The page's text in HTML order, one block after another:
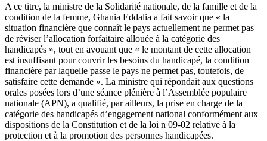
A ce titre, la ministre de la Solidarité nationale, de la famille et de la
condition de la femme, Ghania Eddalia a fait savoir que « la
situation financière que connaît le pays actuellement ne permet pas
de réviser l’allocation forfaitaire allouée à la catégorie des
handicapés », tout en avouant que « le montant de cette allocation
est insuffisant pour couvrir les besoins du handicapé, la condition
financière par laquelle passe le pays ne permet pas, toutefois, de
satisfaire cette demande ». La ministre qui répondait aux questions
orales posées lors d’une séance plénière à l’Assemblée populaire
nationale (APN), a qualifié, par ailleurs, la prise en charge de la
catégorie des handicapés d’engagement national conformément aux
dispositions de la Constitution et de la loi n 09-02 relative à la
protection et à la promotion des personnes handicapées.